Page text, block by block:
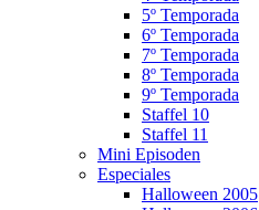
5º Temporada
6º Temporada
7º Temporada
8º Temporada
9º Temporada
Staffel 10
Staffel 11
Mini Episoden
Especiales
Halloween 2005